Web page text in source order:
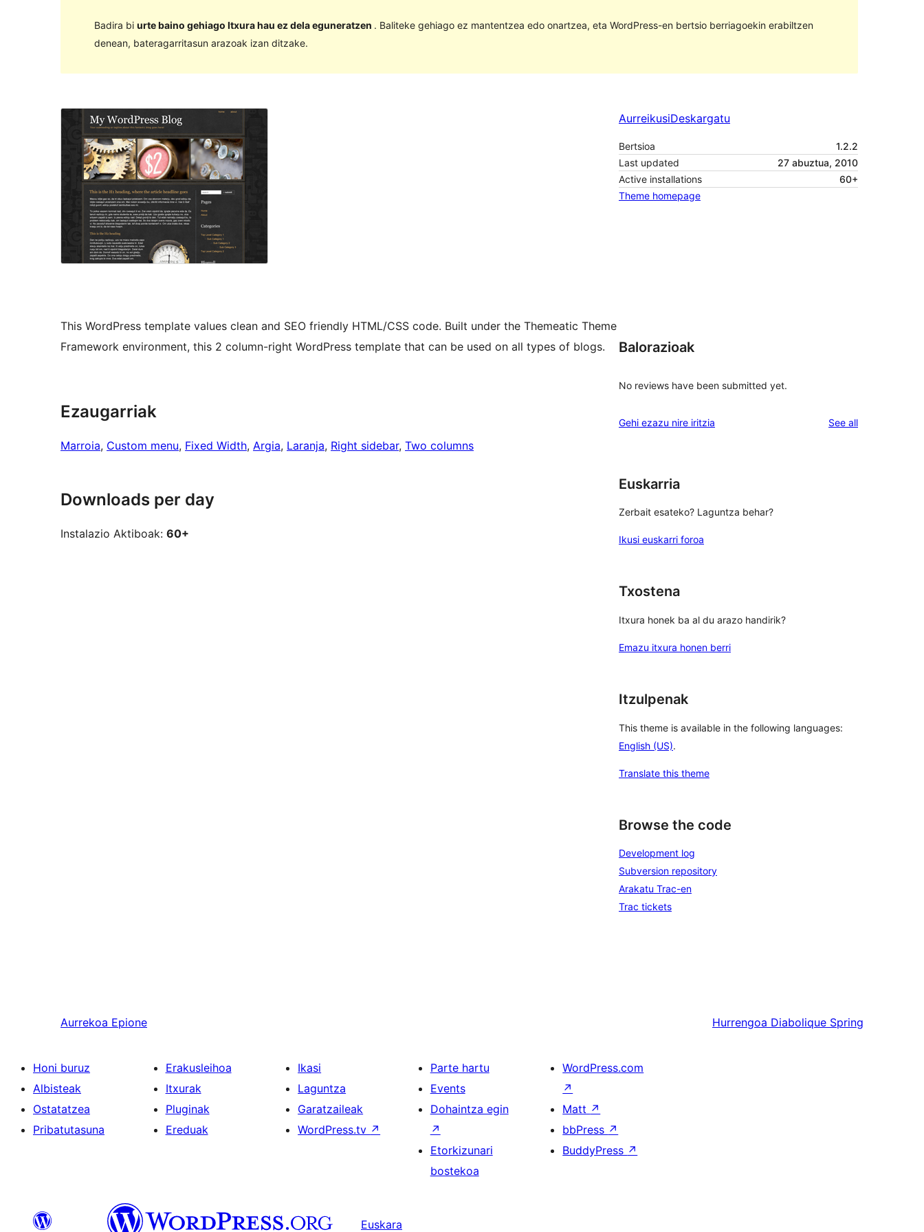
Badira bi urte baino gehiago Itxura hau ez dela eguneratzen . Baliteke gehiago ez mantentzea edo onartzea, eta WordPress-en bertsio berriagoekin erabiltzen
denean, bateragarritasun arazoak izan ditzake.
AurreikusiDeskargatu
Bertsioa
1.2.2
Last updated
27 abuztua, 2010
Active installations
60+
Theme homepage
This WordPress template values clean and SEO friendly HTML/CSS code. Built under the Themeatic Theme
Framework environment, this 2 column-right WordPress template that can be used on all types of blogs.
Ezaugarriak
Marroia, Custom menu, Fixed Width, Argia, Laranja, Right sidebar, Two columns
Downloads per day
Instalazio Aktiboak: 60+
Balorazioak
No reviews have been submitted yet.
Gehi ezazu nire iritzia See allreviews
Euskarria
Zerbait esateko? Laguntza behar?
Ikusi euskarri foroa
Txostena
Itxura honek ba al du arazo handirik?
Emazu itxura honen berri
Itzulpenak
This theme is available in the following languages:
English (US).
Translate this theme
Browse the code
Development log
Subversion repository
Arakatu Trac-en
Trac tickets
Aurrekoa Epione Hurrengoa Diabolique Spring
Honi buruz
Albisteak
Ostatatzea
Pribatutasuna
Erakusleihoa
Itxurak
Pluginak
Ereduak
Ikasi
Laguntza
Garatzaileak
WordPress.tv ↗
Parte hartu
Events
Dohaintza egin
↗
Etorkizunari
bostekoa
WordPress.com
↗
Matt ↗
bbPress ↗
BuddyPress ↗
Euskara